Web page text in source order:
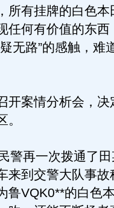
所有挂牌的白色本
任何有价值的东西
无路”的感触，难
案情分析会，决
再一次拨通了田
来到交警大队事故
鲁VQK0**的白色